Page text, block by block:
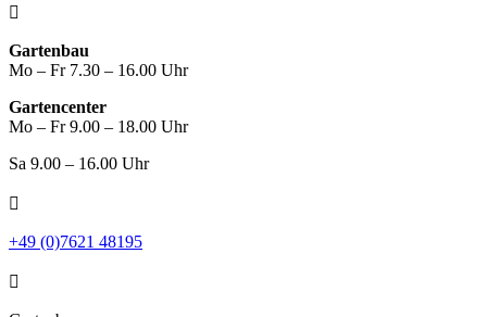

Gartenbau
Mo – Fr 7.30 – 16.00 Uhr
Gartencenter
Mo – Fr 9.00 – 18.00 Uhr
Sa 9.00 – 16.00 Uhr

+49 (0)7621 48195
